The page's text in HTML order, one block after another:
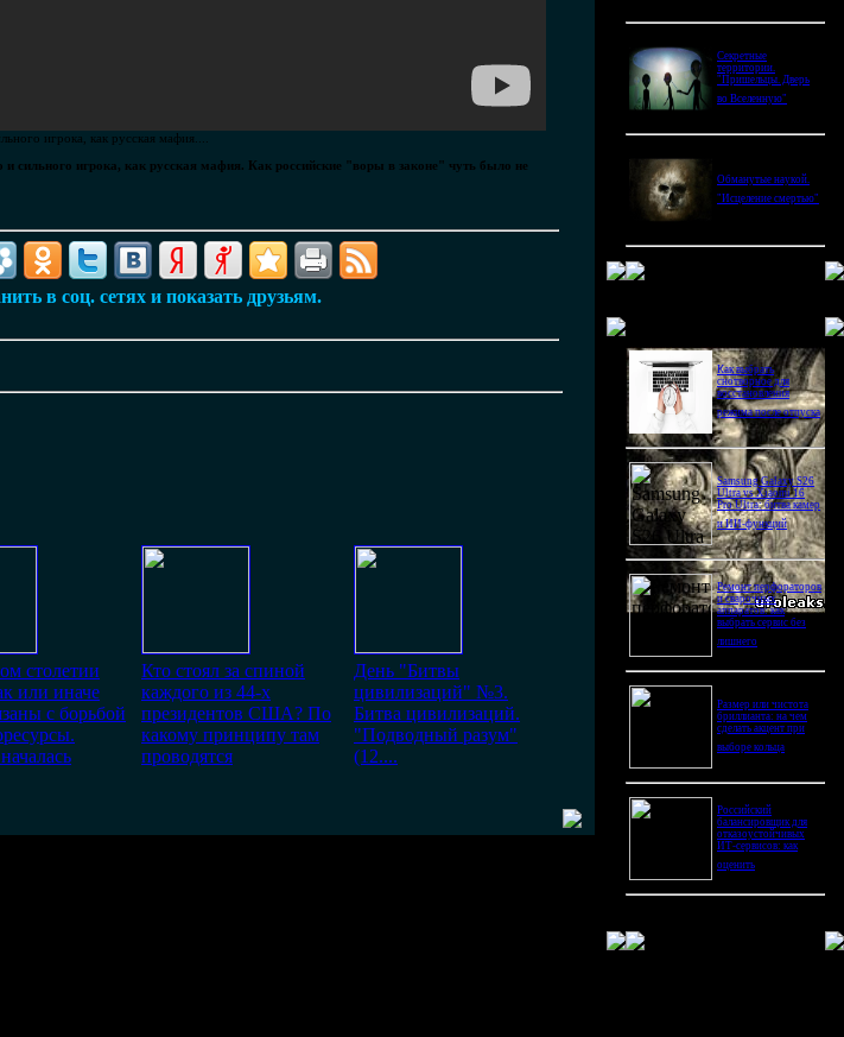
игрока, как русская мафия....
сильного игрока, как русская мафия. Как российские "воры в законе" чуть было не
в соц. сетях и показать друзьям.
столетии
или иначе
с борьбой
Кто стоял за спиной
каждого из 44-х
президентов США? По
какому принципу там
проводятся
День "Битвы
цивилизаций" №3.
Битва цивилизаций.
"Подводный разум"
(12....
Секретные
территории.
"Пришельцы. Дверь
во Вселенную"
Обманутые наукой.
"Исцеление смертью"
Как выбрать
снотворное для
восстановления
режима после отпуска
Samsung Galaxy S26
Ultra vs Xiaomi 16
Pro Ultra: битва камер
и ИИ-функций
Ремонт перфораторов
и сварочных
аппаратов: как
выбрать сервис без
лишнего
Размер или чистота
бриллианта: на чем
сделать акцент при
выборе кольца
Российский
балансировщик для
отказоустойчивых
ИТ-сервисов: как
оценить